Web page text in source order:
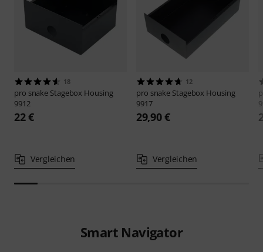
18
pro snake Stagebox Housing
9912
22 €
Vergleichen
12
pro snake Stagebox Housing
9917
29,90 €
Vergleichen
Smart Navigator